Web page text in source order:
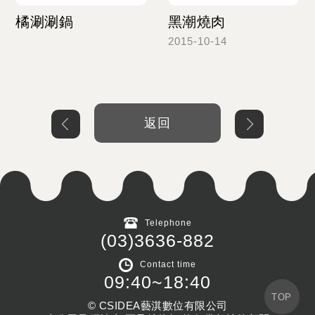
橘涮涮鍋 黑潮燒肉
2015-10-14
返回
Telephone
(03)3636-882
Contact time
09:40~18:40
© CSIDEA藝淇數位有限公司
TOP